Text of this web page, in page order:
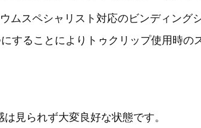
ムスペシャリスト対応のビンディング
することによりトゥクリップ使用時の
見られず大変良好な状態です。